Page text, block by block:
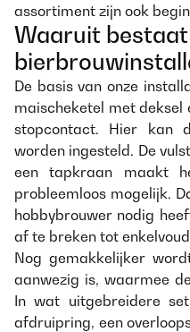
assortiment zijn ook
Waaruit bestaat
De basis van onze
maischeketel met deksel
stopcontact. Hier kan
worden ingesteld. De
een tapkraan maakt
probleemloos mogelijk.
hobbybrouwer nodig
af te breken tot
Nog gemakkelijker
aanwezig is, waarmee
In wat uitgebreidere
afdruipring, een